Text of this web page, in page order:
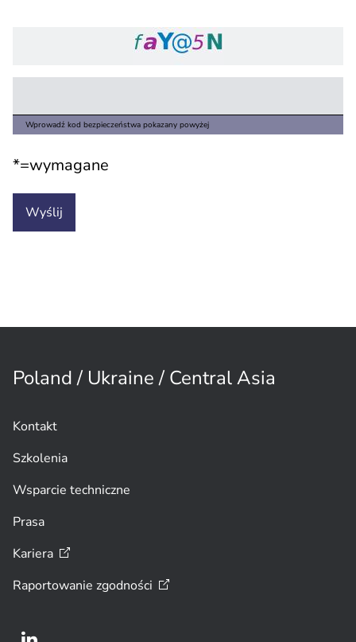
Wprowadź kod bezpieczeństwa pokazany powyżej
*=wymagane
Poland / Ukraine / Central Asia
Kontakt
Szkolenia
Wsparcie techniczne
Prasa
Kariera
Raportowanie zgodności